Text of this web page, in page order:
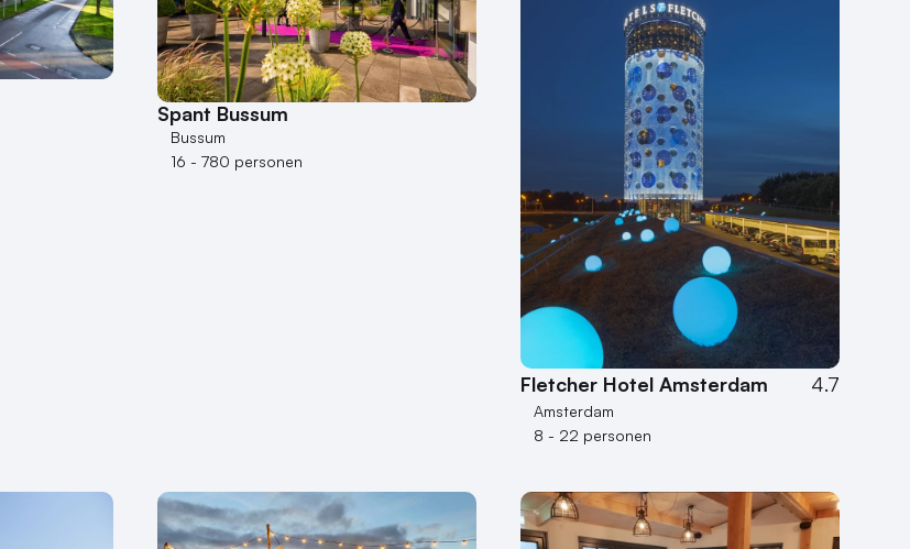
Spant Bussum
Bussum
16 - 780 personen
Fletcher Hotel Amsterdam 4.7
Amsterdam
8 - 22 personen